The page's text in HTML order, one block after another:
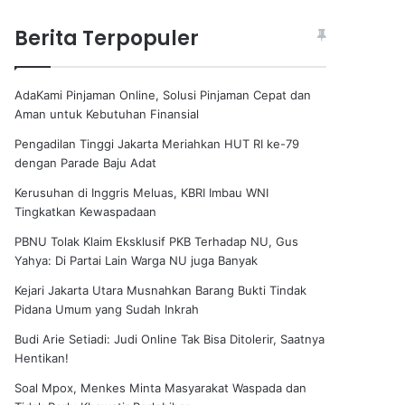
Berita Terpopuler
AdaKami Pinjaman Online, Solusi Pinjaman Cepat dan
Aman untuk Kebutuhan Finansial
Pengadilan Tinggi Jakarta Meriahkan HUT RI ke-79
dengan Parade Baju Adat
Kerusuhan di Inggris Meluas, KBRI Imbau WNI
Tingkatkan Kewaspadaan
PBNU Tolak Klaim Eksklusif PKB Terhadap NU, Gus
Yahya: Di Partai Lain Warga NU juga Banyak
Kejari Jakarta Utara Musnahkan Barang Bukti Tindak
Pidana Umum yang Sudah Inkrah
Budi Arie Setiadi: Judi Online Tak Bisa Ditolerir, Saatnya
Hentikan!
Soal Mpox, Menkes Minta Masyarakat Waspada dan